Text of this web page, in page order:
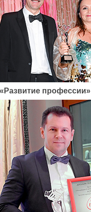
«Развитие профессии»